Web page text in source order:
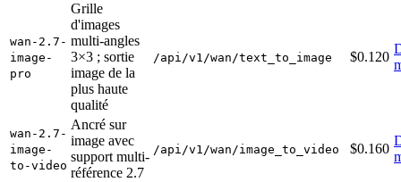
wan-2.7-
image-
pro
Grille
d'images
multi-angles
3×3 ; sortie
image de la
plus haute
qualité
/api/v1/wan/text_to_image $0.120
wan-2.7-
image-
to-video
Ancré sur
image avec
support multi-
référence 2.7
/api/v1/wan/image_to_video $0.160